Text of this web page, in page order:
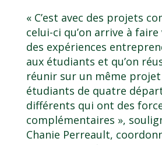
« C’est avec des projets
celui-ci qu’on arrive à faire
des expériences
aux étudiants et qu’on
réunir sur un même
étudiants de quatre
différents qui ont des
complémentaires »,
Chanie Perreault,